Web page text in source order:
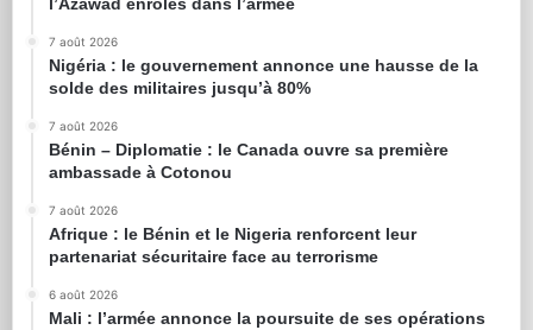
l’Azawad enrôlés dans l’armée
7 août 2026
Nigéria : le gouvernement annonce une hausse de la
solde des militaires jusqu’à 80%
7 août 2026
Bénin – Diplomatie : le Canada ouvre sa première
ambassade à Cotonou
7 août 2026
Afrique : le Bénin et le Nigeria renforcent leur
partenariat sécuritaire face au terrorisme
6 août 2026
Mali : l’armée annonce la poursuite de ses opérations